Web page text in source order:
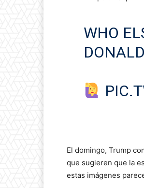
WHO
El domingo, Trump
que sugieren que la
estas imágenes